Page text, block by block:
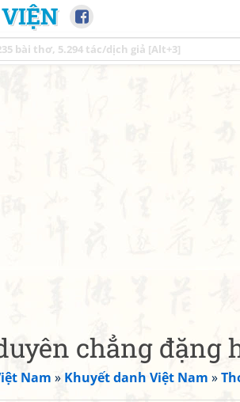
chẳng đặng
Nam » Khuyết danh Việt Nam »